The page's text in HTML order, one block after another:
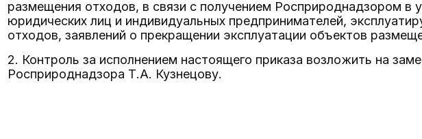
размещения отходов, в связи с получением Росприроднадзором в
юридических лиц и индивидуальных предпринимателей,
отходов, заявлений о прекращении эксплуатации объектов
2. Контроль за исполнением настоящего приказа возложить на
Росприроднадзора Т.А. Кузнецову.